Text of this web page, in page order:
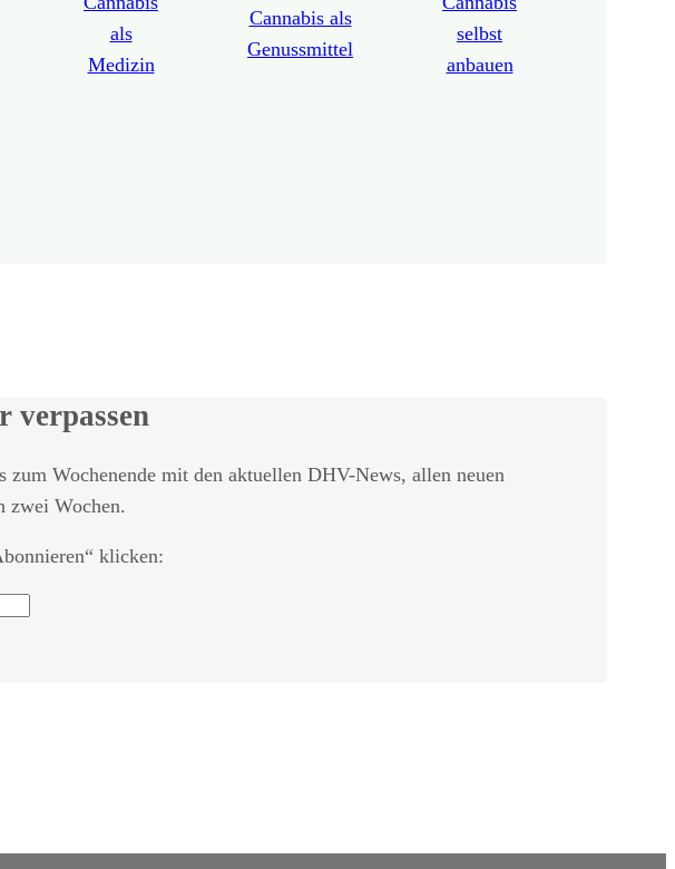
als
Medizin
Cannabis als
Genussmittel
selbst
anbauen
verpassen
zum Wochenende mit den aktuellen DHV-News, allen neuen
zwei Wochen.
klicken: